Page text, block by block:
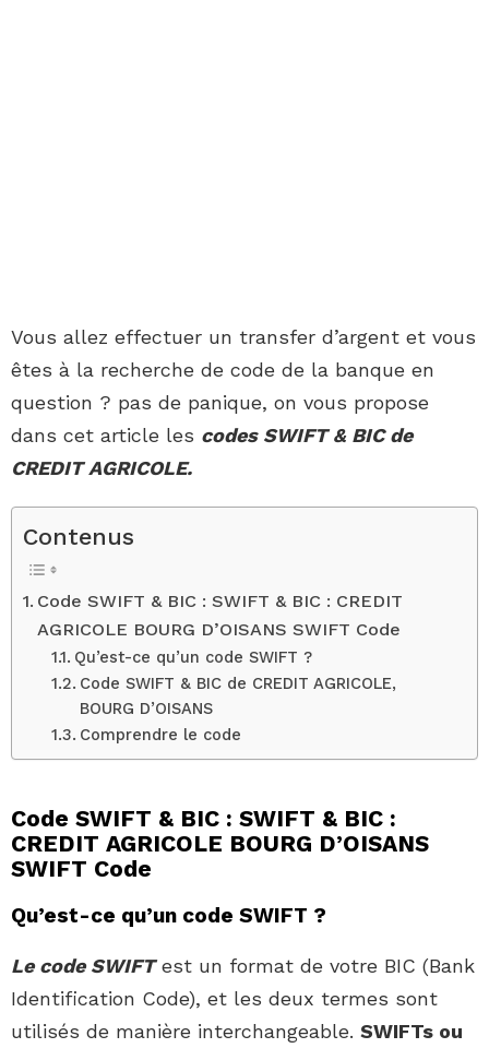
Vous allez effectuer un transfer d’argent et vous
êtes à la recherche de code de la banque en
question ? pas de panique, on vous propose
dans cet article les codes SWIFT & BIC de
CREDIT AGRICOLE.
Contenus
Code SWIFT & BIC : SWIFT & BIC : CREDIT
AGRICOLE BOURG D’OISANS SWIFT Code
Qu’est-ce qu’un code SWIFT ?
Code SWIFT & BIC de CREDIT AGRICOLE,
BOURG D’OISANS
Comprendre le code
Code SWIFT & BIC : SWIFT & BIC :
CREDIT AGRICOLE BOURG D’OISANS
SWIFT Code
Qu’est-ce qu’un code SWIFT ?
Le code SWIFTest un format de votre BIC (Bank
Identification Code), et les deux termes sont
utilisés de manière interchangeable. SWIFTs ou